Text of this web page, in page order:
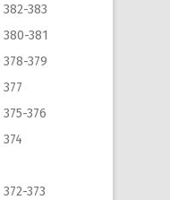
383
381
379
376
373